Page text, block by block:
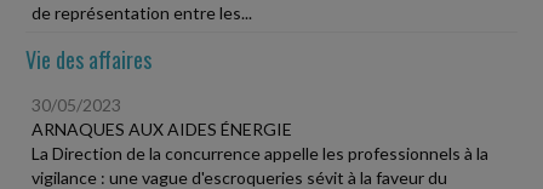
de représentation entre les...
Vie des affaires
30/05/2023
ARNAQUES AUX AIDES ÉNERGIE
La Direction de la concurrence appelle les professionnels à la
vigilance : une vague d'escroqueries sévit à la faveur du